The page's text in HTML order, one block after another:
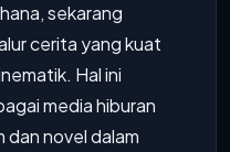
sekarang
cerita yang kuat
Hal ini
media hiburan
dan novel dalam